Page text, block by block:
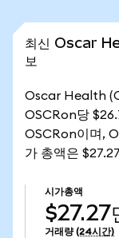
최신 Oscar
보
Oscar Health
OSCRon당
OSCRon이며,
가 총액은
시가총액
$27.27
거래량 (24시간)